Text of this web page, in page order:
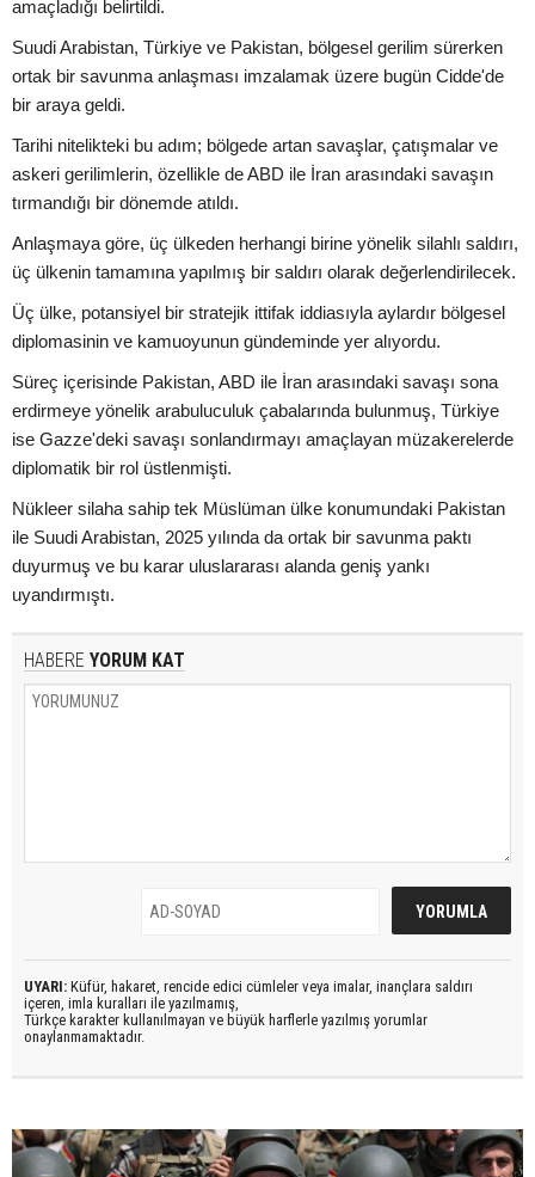
amaçladığı belirtildi.
Suudi Arabistan, Türkiye ve Pakistan, bölgesel gerilim sürerken
ortak bir savunma anlaşması imzalamak üzere bugün Cidde'de
bir araya geldi.
Tarihi nitelikteki bu adım; bölgede artan savaşlar, çatışmalar ve
askeri gerilimlerin, özellikle de ABD ile İran arasındaki savaşın
tırmandığı bir dönemde atıldı.
Anlaşmaya göre, üç ülkeden herhangi birine yönelik silahlı saldırı,
üç ülkenin tamamına yapılmış bir saldırı olarak değerlendirilecek.
Üç ülke, potansiyel bir stratejik ittifak iddiasıyla aylardır bölgesel
diplomasinin ve kamuoyunun gündeminde yer alıyordu.
Süreç içerisinde Pakistan, ABD ile İran arasındaki savaşı sona
erdirmeye yönelik arabuluculuk çabalarında bulunmuş, Türkiye
ise Gazze'deki savaşı sonlandırmayı amaçlayan müzakerelerde
diplomatik bir rol üstlenmişti.
Nükleer silaha sahip tek Müslüman ülke konumundaki Pakistan
ile Suudi Arabistan, 2025 yılında da ortak bir savunma paktı
duyurmuş ve bu karar uluslararası alanda geniş yankı
uyandırmıştı.
HABERE YORUM KAT
UYARI: Küfür, hakaret, rencide edici cümleler veya imalar, inançlara saldırı
içeren, imla kuralları ile yazılmamış,
Türkçe karakter kullanılmayan ve büyük harflerle yazılmış yorumlar
onaylanmamaktadır.